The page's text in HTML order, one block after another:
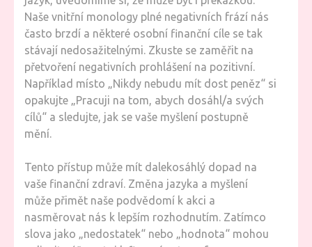
Naše vnitřní monology plné negativních frází nás
často brzdí a některé osobní finanční cíle se tak
stávají nedosažitelnými. Zkuste se zaměřit na
přetvoření negativních prohlášení na pozitivní.
Například místo „Nikdy nebudu mít dost peněz“ si
opakujte „Pracuji na tom, abych dosáhl/a svých
cílů“ a sledujte, jak se vaše myšlení postupně
mění.
Tento přístup může mít dalekosáhlý dopad na
vaše finanční zdraví. Změna jazyka a myšlení
může přimět naše podvědomí k akci a
nasměrovat nás k lepším rozhodnutím. Zatímco
slova jako „nedostatek“ nebo „hodnota“ mohou